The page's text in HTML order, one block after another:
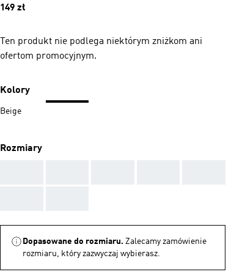
Cena
149 zł
Ten produkt nie podlega niektórym zniżkom ani
ofertom promocyjnym.
Kolory
Beige
Rozmiary
Dopasowane do rozmiaru. Zalecamy zamówienie
rozmiaru, który zazwyczaj wybierasz.